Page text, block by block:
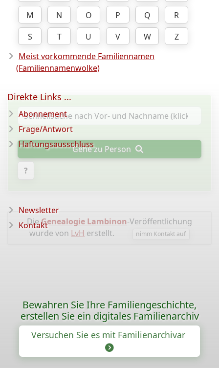
M
N O P Q
R
S
T U V W
Z
Meist vorkommende Familiennamen
(Familiennamenwolke)
Gehe zu Person
?
DieGenealogie Lambinon-Veröffentlichung
wurde von LvH erstellt. nimm Kontakt auf
Direkte Links ...
Abonnement
Frage/Antwort
Haftungsausschluss
Newsletter
Kontakt
Bewahren Sie Ihre Familiengeschichte,
erstellen Sie ein digitales Familienarchiv
Versuchen Sie es mit Familienarchivar